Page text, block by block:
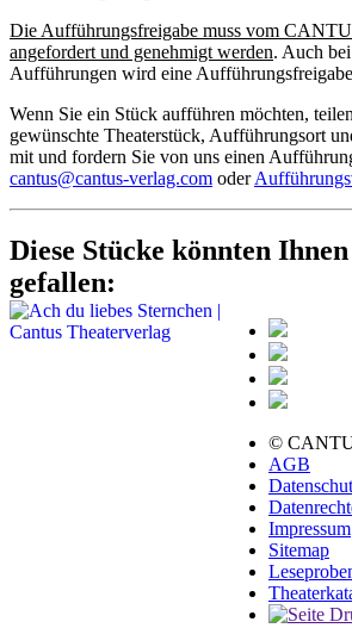
Die Aufführungsfreigabe muss vom
angefordert und genehmigt werden. Auch
Aufführungen wird eine
Wenn Sie ein Stück aufführen möchten,
gewünschte Theaterstück, Aufführungsort
mit und fordern Sie von uns einen
cantus@cantus-verlag.com oder
Diese Stücke könnten
gefallen:
©
AGB
Impressum
Sitemap